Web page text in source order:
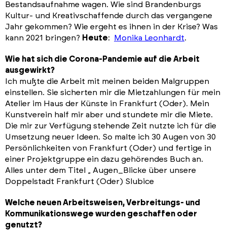
Bestandsaufnahme wagen. Wie sind Brandenburgs
Kultur- und Kreativschaffende durch das vergangene
Jahr gekommen? Wie ergeht es ihnen in der Krise? Was
kann 2021 bringen? Heute: Monika Leonhardt.
Wie hat sich die Corona-Pandemie auf die Arbeit
ausgewirkt?
Ich mußte die Arbeit mit meinen beiden Malgruppen
einstellen. Sie sicherten mir die Mietzahlungen für mein
Atelier im Haus der Künste in Frankfurt (Oder). Mein
Kunstverein half mir aber und stundete mir die Miete.
Die mir zur Verfügung stehende Zeit nutzte ich für die
Umsetzung neuer Ideen. So malte ich 30 Augen von 30
Persönlichkeiten von Frankfurt (Oder) und fertige in
einer Projektgruppe ein dazu gehörendes Buch an.
Alles unter dem Titel „ Augen_Blicke über unsere
Doppelstadt Frankfurt (Oder) Slubice
Welche neuen Arbeitsweisen, Verbreitungs- und
Kommunikationswege wurden geschaffen oder
genutzt?